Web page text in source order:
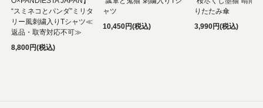
“スミネコとパンダ”ミリタ
リー風刺繍入りTシャツ≪
返品・取寄対応不可≫
8,800円(税込)
ャツ
10,450円(税込)
りたたみ傘
3,990円(税込)